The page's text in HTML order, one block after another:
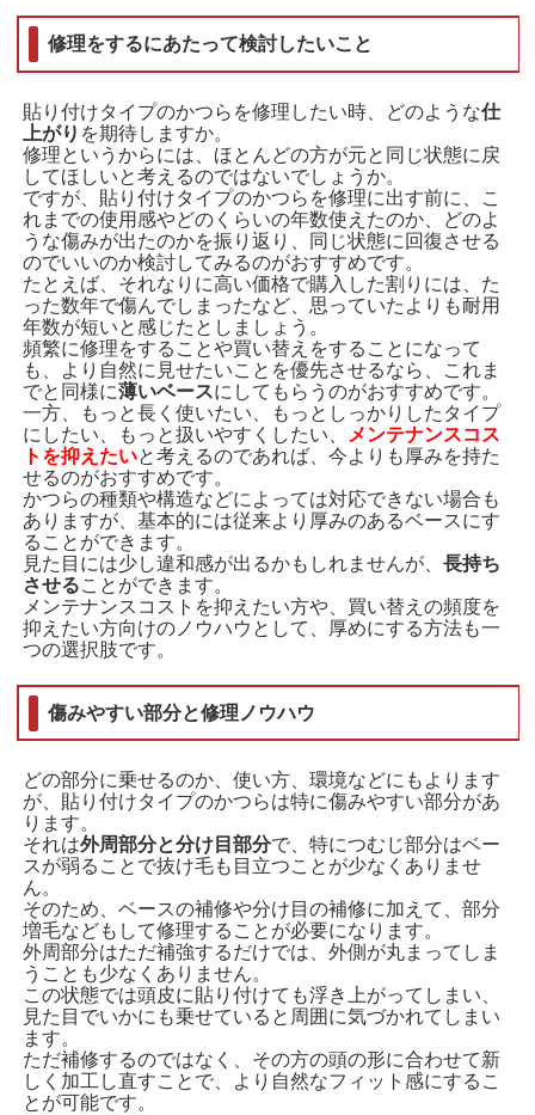
修理をするにあたって検討したいこと
貼り付けタイプのかつらを修理したい時、どのような仕
上がり を期待しますか。
修理というからには、ほとんどの方が元と同じ状態に戻
してほしいと考えるのではないでしょうか。
ですが、貼り付けタイプのかつらを修理に出す前に、こ
れまでの使用感やどのくらいの年数使えたのか、どのよ
うな傷みが出たのかを振り返り、同じ状態に回復させる
のでいいのか検討してみるのがおすすめです。
たとえば、それなりに高い価格で購入した割りには、た
った数年で傷んでしまったなど、思っていたよりも耐用
年数が短いと感じたとしましょう。
頻繁に修理をすることや買い替えをすることになって
も、より自然に見せたいことを優先させるなら、これま
でと同様に薄いベースにしてもらうのがおすすめです。
一方、もっと長く使いたい、もっとしっかりしたタイプ
にしたい、もっと扱いやすくしたい、
メンテナンスコス
トを抑えたいと考えるのであれば、今よりも厚みを持た
せるのがおすすめです。
かつらの種類や構造などによっては対応できない場合も
ありますが、基本的には従来より厚みのあるベースにす
ることができます。
見た目には少し違和感が出るかもしれませんが、長持ち
させることができます。
メンテナンスコストを抑えたい方や、買い替えの頻度を
抑えたい方向けのノウハウとして、厚めにする方法も一
つの選択肢です。
傷みやすい部分と修理ノウハウ
どの部分に乗せるのか、使い方、環境などにもよります
が、貼り付けタイプのかつらは特に傷みやすい部分があ
ります。
それは外周部分と分け目部分で、特につむじ部分はベー
スが弱ることで抜け毛も目立つことが少なくありませ
ん。
そのため、ベースの補修や分け目の補修に加えて、部分
増毛などもして修理することが必要になります。
外周部分はただ補強するだけでは、外側が丸まってしま
うことも少なくありません。
この状態では頭皮に貼り付けても浮き上がってしまい、
見た目でいかにも乗せていると周囲に気づかれてしまい
ます。
ただ補修するのではなく、その方の頭の形に合わせて新
しく加工し直すことで、より自然なフィット感にするこ
とが可能です。